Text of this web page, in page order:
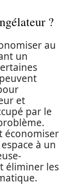
?
au
un
et
par le
économiser
à un
éliminer les